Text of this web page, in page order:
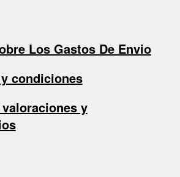
Los Gastos De Envio
condiciones
y